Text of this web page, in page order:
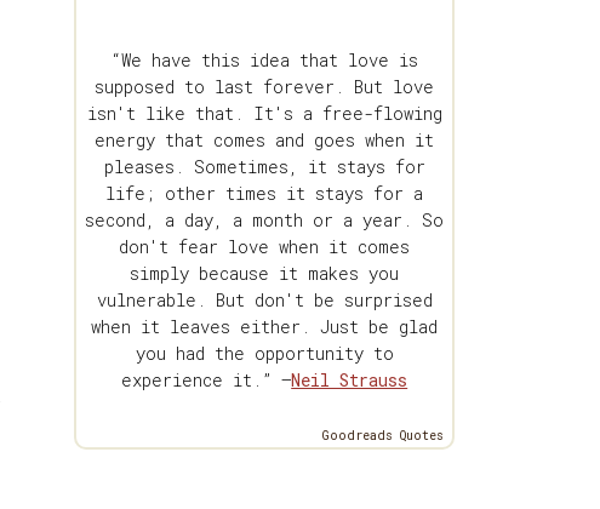
“We have this idea that love is
supposed to last forever. But love
isn't like that. It's a free-flowing
energy that comes and goes when it
pleases. Sometimes, it stays for
life; other times it stays for a
second, a day, a month or a year. So
don't fear love when it comes
simply because it makes you
vulnerable. But don't be surprised
when it leaves either. Just be glad
you had the opportunity to
experience it.” —Neil Strauss
Goodreads Quotes